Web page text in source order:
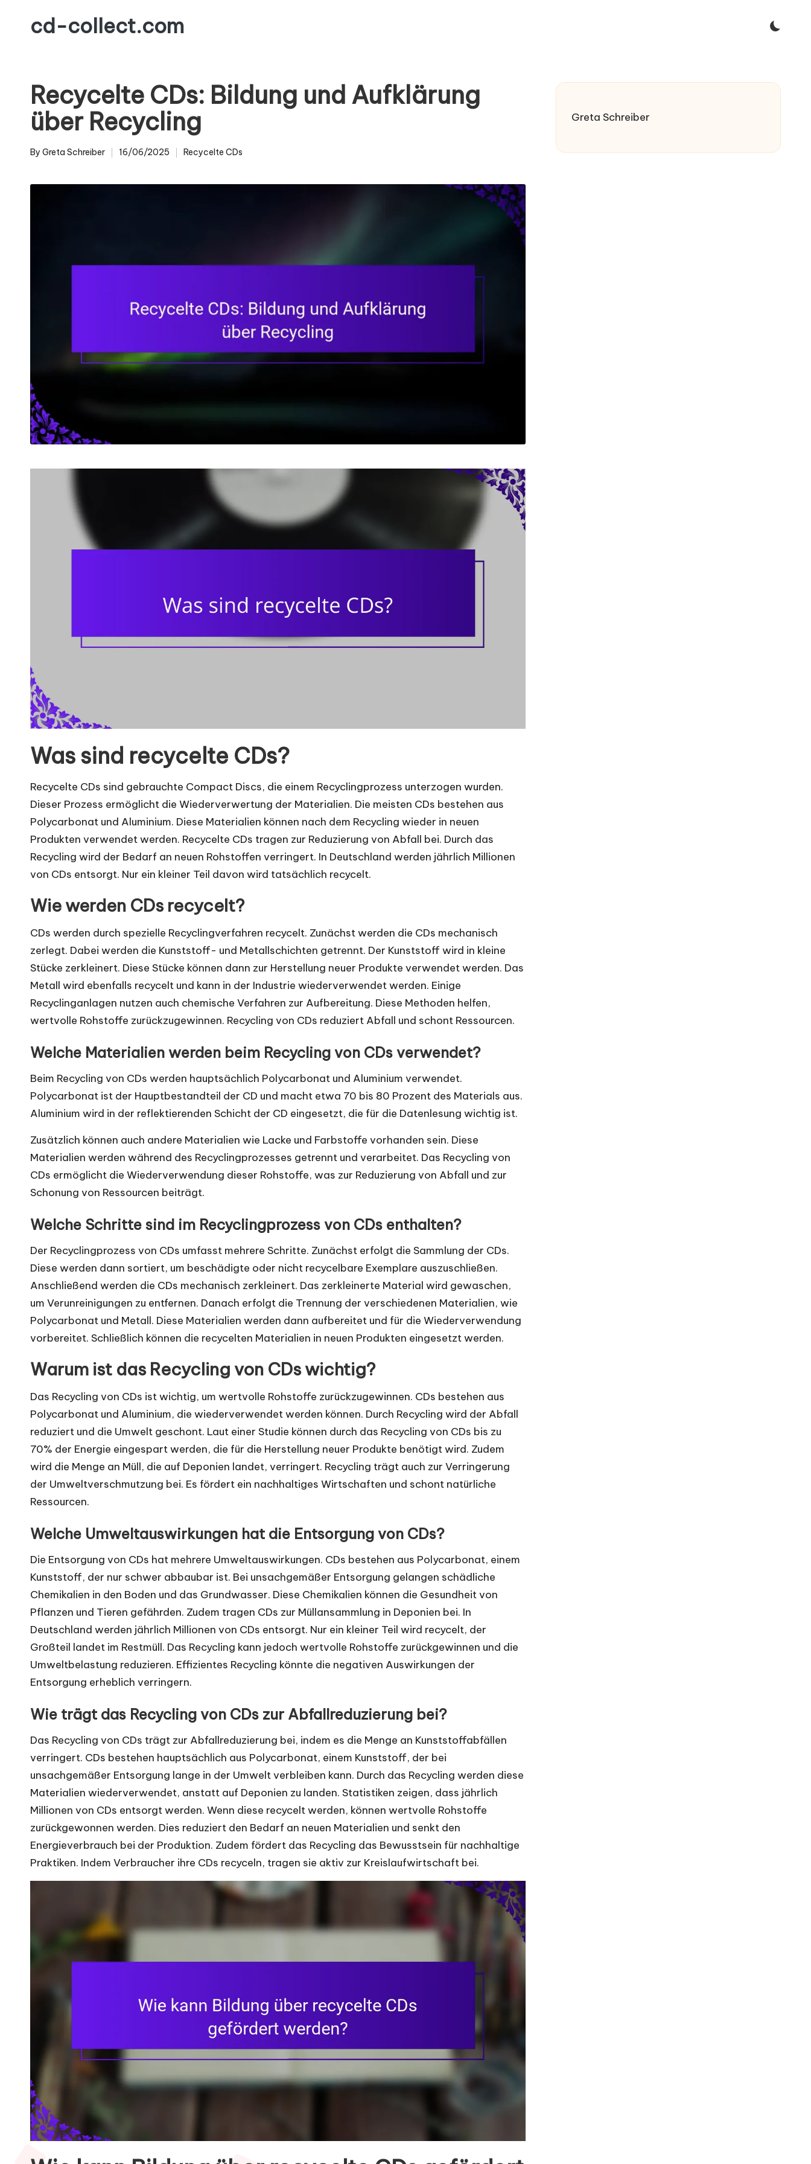
cd-collect.com
Recycelte CDs: Bildung und Aufklärung
über Recycling
Posted
By Greta Schreiber 16/06/2025
Posted
Recycelte CDs
Was sind recycelte CDs?
Recycelte CDs sind gebrauchte Compact Discs, die einem Recyclingprozess unterzogen wurden.
Dieser Prozess ermöglicht die Wiederverwertung der Materialien. Die meisten CDs bestehen aus
Polycarbonat und Aluminium. Diese Materialien können nach dem Recycling wieder in neuen
Produkten verwendet werden. Recycelte CDs tragen zur Reduzierung von Abfall bei. Durch das
Recycling wird der Bedarf an neuen Rohstoffen verringert. In Deutschland werden jährlich Millionen
von CDs entsorgt. Nur ein kleiner Teil davon wird tatsächlich recycelt.
Wie werden CDs recycelt?
CDs werden durch spezielle Recyclingverfahren recycelt. Zunächst werden die CDs mechanisch
zerlegt. Dabei werden die Kunststoff- und Metallschichten getrennt. Der Kunststoff wird in kleine
Stücke zerkleinert. Diese Stücke können dann zur Herstellung neuer Produkte verwendet werden. Das
Metall wird ebenfalls recycelt und kann in der Industrie wiederverwendet werden. Einige
Recyclinganlagen nutzen auch chemische Verfahren zur Aufbereitung. Diese Methoden helfen,
wertvolle Rohstoffe zurückzugewinnen. Recycling von CDs reduziert Abfall und schont Ressourcen.
Welche Materialien werden beim Recycling von CDs verwendet?
Beim Recycling von CDs werden hauptsächlich Polycarbonat und Aluminium verwendet.
Polycarbonat ist der Hauptbestandteil der CD und macht etwa 70 bis 80 Prozent des Materials aus.
Aluminium wird in der reflektierenden Schicht der CD eingesetzt, die für die Datenlesung wichtig ist.
Zusätzlich können auch andere Materialien wie Lacke und Farbstoffe vorhanden sein. Diese
Materialien werden während des Recyclingprozesses getrennt und verarbeitet. Das Recycling von
CDs ermöglicht die Wiederverwendung dieser Rohstoffe, was zur Reduzierung von Abfall und zur
Schonung von Ressourcen beiträgt.
Welche Schritte sind im Recyclingprozess von CDs enthalten?
Der Recyclingprozess von CDs umfasst mehrere Schritte. Zunächst erfolgt die Sammlung der CDs.
Diese werden dann sortiert, um beschädigte oder nicht recycelbare Exemplare auszuschließen.
Anschließend werden die CDs mechanisch zerkleinert. Das zerkleinerte Material wird gewaschen,
um Verunreinigungen zu entfernen. Danach erfolgt die Trennung der verschiedenen Materialien, wie
Polycarbonat und Metall. Diese Materialien werden dann aufbereitet und für die Wiederverwendung
vorbereitet. Schließlich können die recycelten Materialien in neuen Produkten eingesetzt werden.
Warum ist das Recycling von CDs wichtig?
Das Recycling von CDs ist wichtig, um wertvolle Rohstoffe zurückzugewinnen. CDs bestehen aus
Polycarbonat und Aluminium, die wiederverwendet werden können. Durch Recycling wird der Abfall
reduziert und die Umwelt geschont. Laut einer Studie können durch das Recycling von CDs bis zu
70% der Energie eingespart werden, die für die Herstellung neuer Produkte benötigt wird. Zudem
wird die Menge an Müll, die auf Deponien landet, verringert. Recycling trägt auch zur Verringerung
der Umweltverschmutzung bei. Es fördert ein nachhaltiges Wirtschaften und schont natürliche
Ressourcen.
Welche Umweltauswirkungen hat die Entsorgung von CDs?
Die Entsorgung von CDs hat mehrere Umweltauswirkungen. CDs bestehen aus Polycarbonat, einem
Kunststoff, der nur schwer abbaubar ist. Bei unsachgemäßer Entsorgung gelangen schädliche
Chemikalien in den Boden und das Grundwasser. Diese Chemikalien können die Gesundheit von
Pflanzen und Tieren gefährden. Zudem tragen CDs zur Müllansammlung in Deponien bei. In
Deutschland werden jährlich Millionen von CDs entsorgt. Nur ein kleiner Teil wird recycelt, der
Großteil landet im Restmüll. Das Recycling kann jedoch wertvolle Rohstoffe zurückgewinnen und die
Umweltbelastung reduzieren. Effizientes Recycling könnte die negativen Auswirkungen der
Entsorgung erheblich verringern.
Wie trägt das Recycling von CDs zur Abfallreduzierung bei?
Das Recycling von CDs trägt zur Abfallreduzierung bei, indem es die Menge an Kunststoffabfällen
verringert. CDs bestehen hauptsächlich aus Polycarbonat, einem Kunststoff, der bei
unsachgemäßer Entsorgung lange in der Umwelt verbleiben kann. Durch das Recycling werden diese
Materialien wiederverwendet, anstatt auf Deponien zu landen. Statistiken zeigen, dass jährlich
Millionen von CDs entsorgt werden. Wenn diese recycelt werden, können wertvolle Rohstoffe
zurückgewonnen werden. Dies reduziert den Bedarf an neuen Materialien und senkt den
Energieverbrauch bei der Produktion. Zudem fördert das Recycling das Bewusstsein für nachhaltige
Praktiken. Indem Verbraucher ihre CDs recyceln, tragen sie aktiv zur Kreislaufwirtschaft bei.
Greta Schreiber